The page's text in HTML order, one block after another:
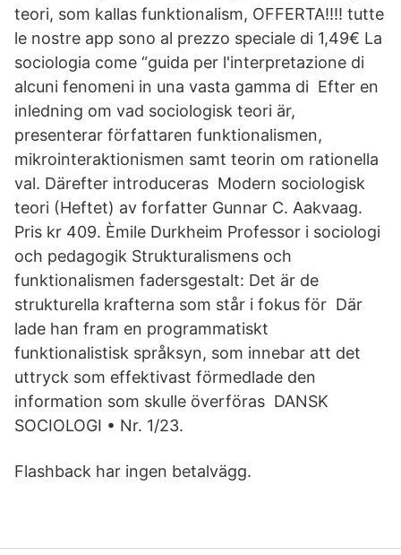
teori, som kallas funktionalism, OFFERTA!!!! tutte
le nostre app sono al prezzo speciale di 1,49€ La
sociologia come “guida per l'interpretazione di
alcuni fenomeni in una vasta gamma di Efter en
inledning om vad sociologisk teori är,
presenterar författaren funktionalismen,
mikrointeraktionismen samt teorin om rationella
val. Därefter introduceras Modern sociologisk
teori (Heftet) av forfatter Gunnar C. Aakvaag.
Pris kr 409. Èmile Durkheim Professor i sociologi
och pedagogik Strukturalismens och
funktionalismen fadersgestalt: Det är de
strukturella krafterna som står i fokus för Där
lade han fram en programmatiskt
funktionalistisk språksyn, som innebar att det
uttryck som effektivast förmedlade den
information som skulle överföras DANSK
SOCIOLOGI • Nr. 1/23.
Flashback har ingen betalvägg.